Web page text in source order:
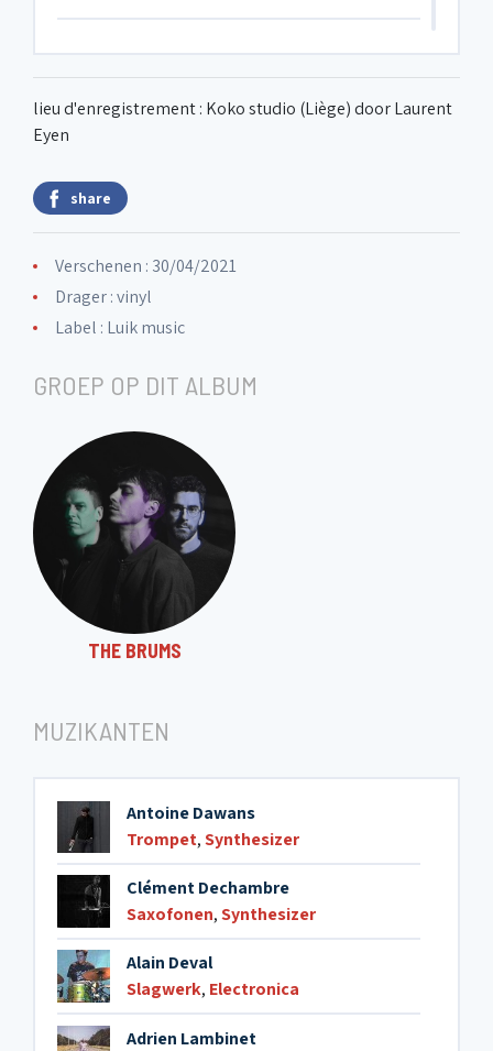
6. Bunch 4:38
lieu d'enregistrement : Koko studio (Liège) door Laurent
Eyen
share
Verschenen : 30/04/2021
Drager : vinyl
Label : Luik music
GROEP OP DIT ALBUM
THE BRUMS
MUZIKANTEN
Antoine Dawans
Trompet,Synthesizer
Clément Dechambre
Saxofonen,Synthesizer
Alain Deval
Slagwerk, Electronica
Adrien Lambinet